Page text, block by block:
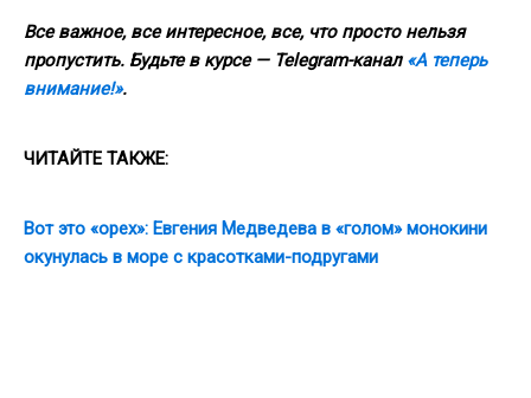
Все важное, все интересное, все, что просто нельзя
пропустить. Будьте в курсе — Telegram-канал «А теперь
внимание!».
ЧИТАЙТЕ ТАКЖЕ:
Вот это «орех»: Евгения Медведева в «голом» монокини
окунулась в море с красотками-подругами